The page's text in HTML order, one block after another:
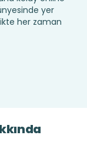
yer
her zaman